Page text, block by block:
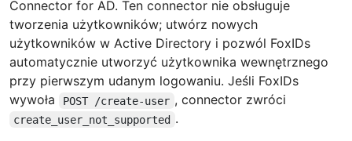
Connector for AD. Ten connector nie obsługuje
tworzenia użytkowników; utwórz nowych
użytkowników w Active Directory i pozwól FoxIDs
automatycznie utworzyć użytkownika wewnętrznego
przy pierwszym udanym logowaniu. Jeśli FoxIDs
wywoła
POST /create-user , connector zwróci
create_user_not_supported .